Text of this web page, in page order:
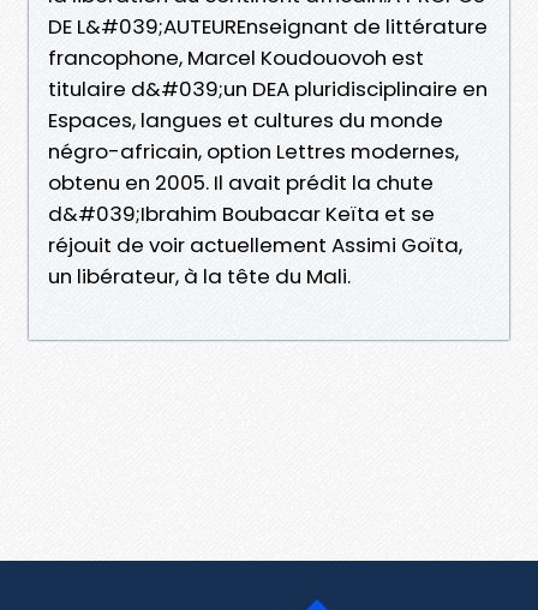
DE L&#039;AUTEUREnseignant de littérature
francophone, Marcel Koudouovoh est
titulaire d&#039;un DEA pluridisciplinaire en
Espaces, langues et cultures du monde
négro-africain, option Lettres modernes,
obtenu en 2005. Il avait prédit la chute
d&#039;Ibrahim Boubacar Keïta et se
réjouit de voir actuellement Assimi Goïta,
un libérateur, à la tête du Mali.